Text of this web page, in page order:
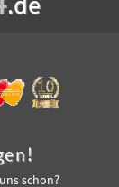
schon?